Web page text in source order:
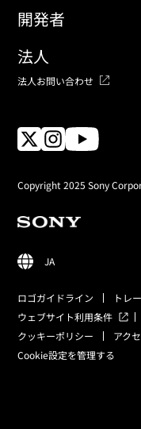
開発者
法人
法人お問い合わせ
Copyright 2025 Sony
JA
ロゴガイドライン トレ
ウェブサイト利用条件
クッキーポリシー
アク
Cookie設定を管理する